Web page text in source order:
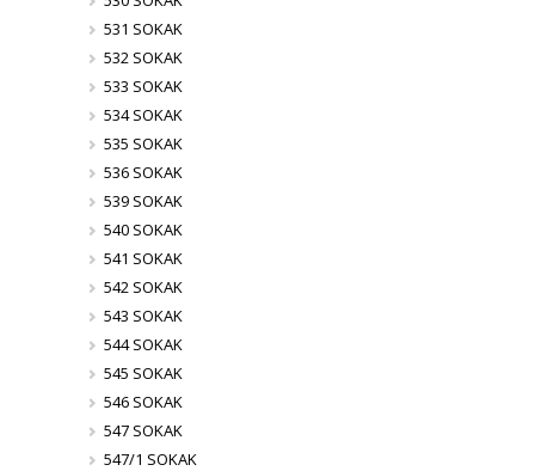
531 SOKAK
532 SOKAK
533 SOKAK
534 SOKAK
535 SOKAK
536 SOKAK
539 SOKAK
540 SOKAK
541 SOKAK
542 SOKAK
543 SOKAK
544 SOKAK
545 SOKAK
546 SOKAK
547 SOKAK
547/1 SOKAK